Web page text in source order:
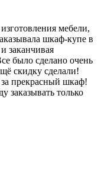
мебели,
шкаф-купе в
заканчивая
было сделано очень
скидку сделали!
за прекрасный шкаф!
заказывать только